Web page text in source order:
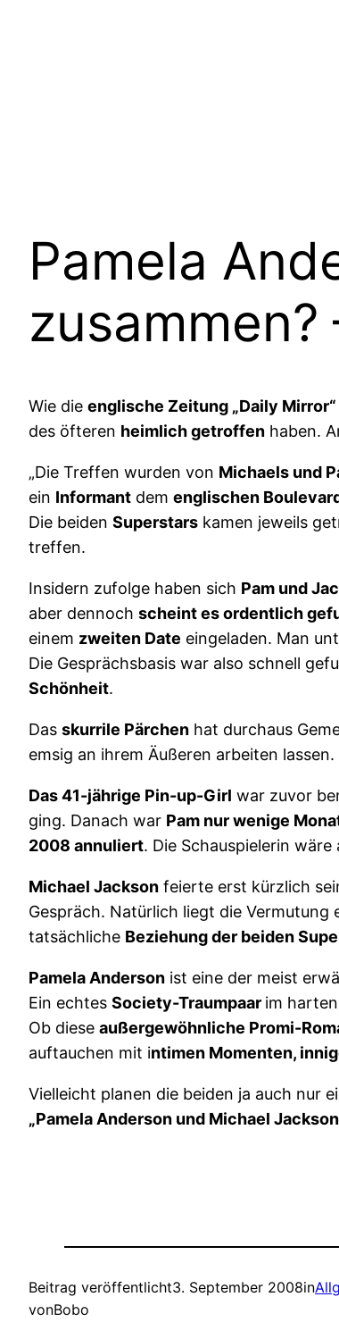
Pamela
Wie die englische Zeitung „Daily Mirror“
des öfteren heimlich getroffen haben.
„Die Treffen wurden von Michaels und
ein Informant dem englischen
Die beiden Superstars kamen jeweils
treffen.
Insidern zufolge haben sich Pam und
aber dennoch scheint es ordentlich
einem zweiten Date eingeladen. Man
Die Gesprächsbasis war also schnell
Schönheit.
Das skurrile Pärchen hat durchaus
emsig an ihrem Äußeren arbeiten
Das 41-jährige Pin-up-Girl war zuvor
ging. Danach war Pam nur wenige
2008 annuliert. Die Schauspielerin
Michael Jackson feierte erst kürzlich
Gespräch. Natürlich liegt die Vermutung
tatsächliche Beziehung der beiden
Pamela Anderson ist eine der meist
Ein echtes Society-Traumpaar im harten
Ob diese außergewöhnliche Promi-
auftauchen mit intimen Momenten,
Vielleicht planen die beiden ja auch nur
„Pamela Anderson und Michael
Beitrag veröffentlicht3. September 2008in
vonBobo